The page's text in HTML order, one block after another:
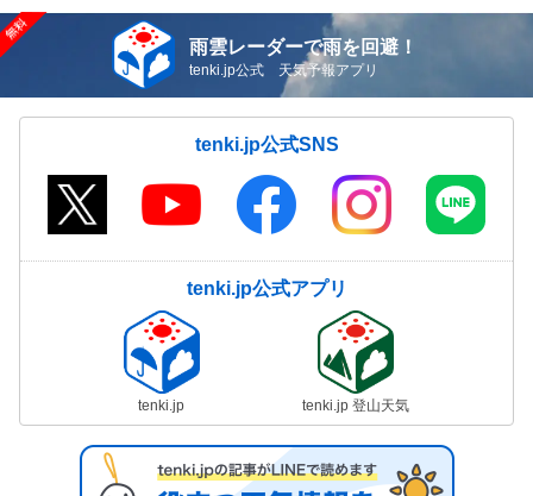
雨雲レーダーで雨を回避！
tenki.jp公式 天気予報アプリ
tenki.jp公式SNS
tenki.jp公式アプリ
tenki.jp tenki.jp 登山天気